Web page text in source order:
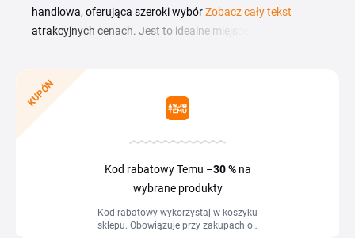
handlowa, oferująca szeroki wybór produktów w
atrakcyjnych cenach. Jest to idealne miejsce dla każdego,
elektroniki, przez odzież, akcesoria domowe, po zabawki i
artykuły sportowe. Sklep wyróżnia się łatwością
obsługą klienta oraz tym, że udostępnia okazje na Temu.
Dodatkowo, sklep regularnie oferuje kupony, np.
, które umożliwiają jeszcze większe oszczędności
Zobacz cały tekst
KUPÓN
Kod rabatowy Temu –30 %na
wybrane produkty
Kod rabatowy wykorzystaj w koszyku
sklepu. Obowiązuje przy zakupach od